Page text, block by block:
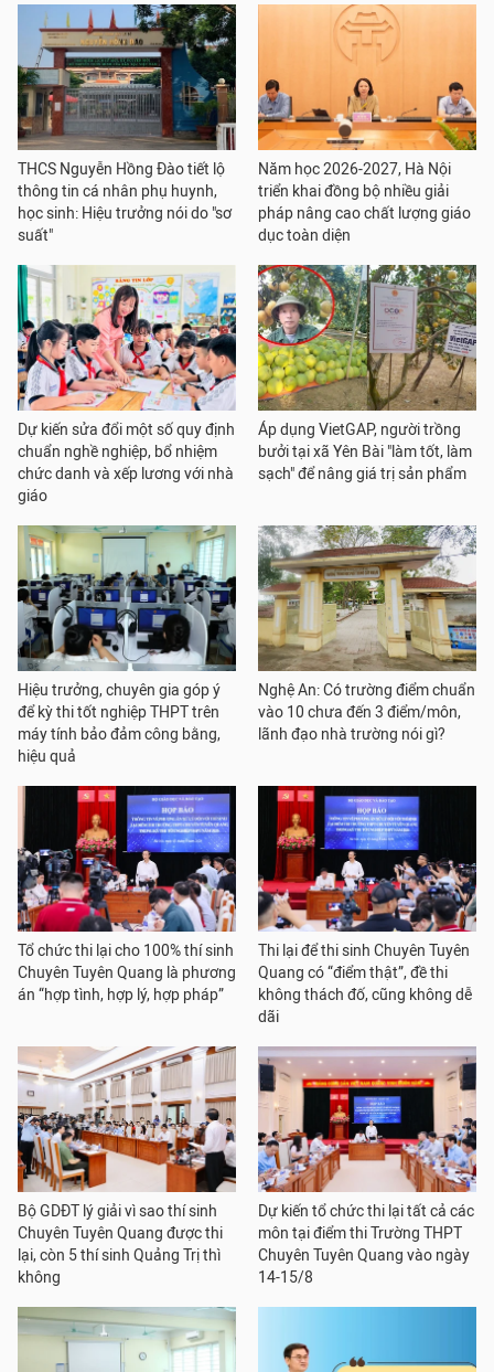
THCS Nguyễn Hồng Đào tiết lộ
thông tin cá nhân phụ huynh,
học sinh: Hiệu trưởng nói do "sơ
suất"
Năm học 2026-2027, Hà Nội
triển khai đồng bộ nhiều giải
pháp nâng cao chất lượng giáo
dục toàn diện
Dự kiến sửa đổi một số quy định
chuẩn nghề nghiệp, bổ nhiệm
chức danh và xếp lương với nhà
giáo
Áp dụng VietGAP, người trồng
bưởi tại xã Yên Bài "làm tốt, làm
sạch" để nâng giá trị sản phẩm
Hiệu trưởng, chuyên gia góp ý
để kỳ thi tốt nghiệp THPT trên
máy tính bảo đảm công bằng,
hiệu quả
Nghệ An: Có trường điểm chuẩn
vào 10 chưa đến 3 điểm/môn,
lãnh đạo nhà trường nói gì?
Tổ chức thi lại cho 100% thí sinh
Chuyên Tuyên Quang là phương
án “hợp tình, hợp lý, hợp pháp”
Thi lại để thi sinh Chuyên Tuyên
Quang có “điểm thật”, đề thi
không thách đố, cũng không dễ
dãi
Bộ GDĐT lý giải vì sao thí sinh
Chuyên Tuyên Quang được thi
lại, còn 5 thí sinh Quảng Trị thì
không
Dự kiến tổ chức thi lại tất cả các
môn tại điểm thi Trường THPT
Chuyên Tuyên Quang vào ngày
14-15/8